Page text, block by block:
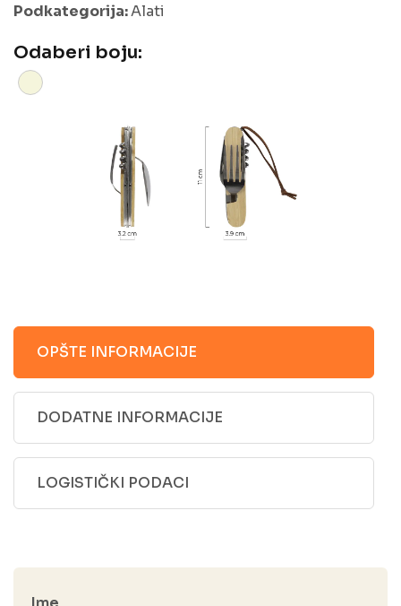
Podkategorija:Alati
Odaberi boju:
OPŠTE INFORMACIJE
DODATNE INFORMACIJE
LOGISTIČKI PODACI